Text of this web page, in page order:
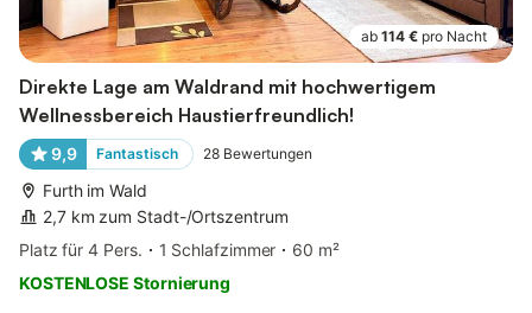
ab 114 € pro Nacht
Direkte Lage am Waldrand mit hochwertigem
Wellnessbereich Haustierfreundlich!
9,9 Fantastisch 28 Bewertungen
Furth im Wald
2,7 km zum Stadt-/Ortszentrum
Platz für 4 Pers.
1 Schlafzimmer
60 m²
KOSTENLOSE Stornierung